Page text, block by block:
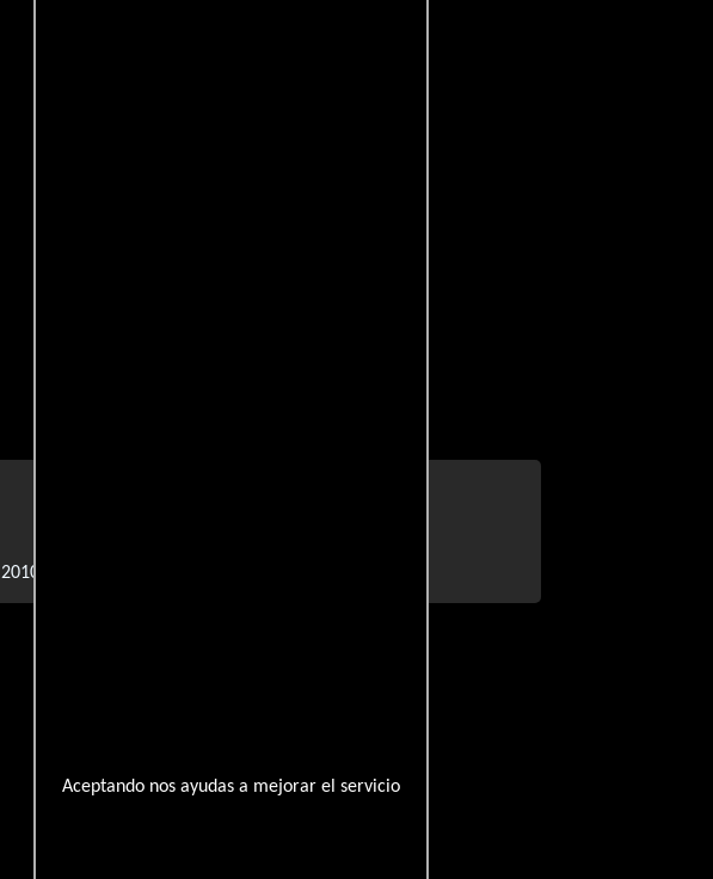
Aceptando nos ayudas a mejorar el servicio
2010 |